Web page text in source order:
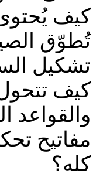
كيف
تُطوّق
تشكيل
كيف
والقواعد
مفاتيح
كله؟